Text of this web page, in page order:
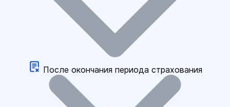
После окончания периода страхования